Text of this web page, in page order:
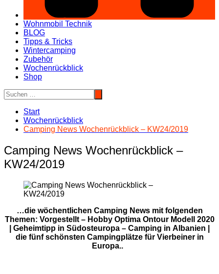
Wohnmobil Technik
BLOG
Tipps & Tricks
Wintercamping
Zubehör
Wochenrückblick
Shop
Start
Wochenrückblick
Camping News Wochenrückblick – KW24/2019
Camping News Wochenrückblick –
KW24/2019
…die wöchentlichen Camping News mit folgenden
Themen: Vorgestellt – Hobby Optima Ontour Modell 2020
| Geheimtipp in Südosteuropa – Camping in Albanien |
die fünf schönsten Campingplätze für Vierbeiner in
Europa..